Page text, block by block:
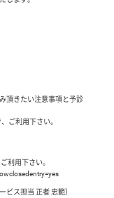
頂きたい注意事項と予診
ご利用下さい。
利用下さい。
者 忠範）